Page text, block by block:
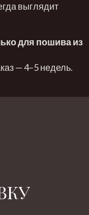
выглядит
для пошива из
— 4–5 недель.